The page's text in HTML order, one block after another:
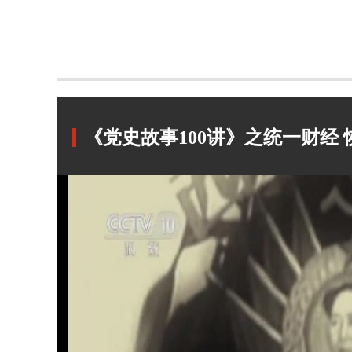
《党史故事100讲》之统一财经